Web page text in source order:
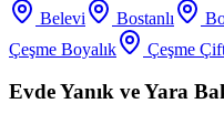
Belevi Bostanlı
Çeşme Boyalık
Çeşme
Evde Yanık ve Yara